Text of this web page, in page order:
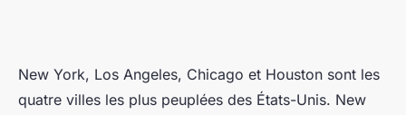
New York, Los Angeles, Chicago et Houston sont les
quatre villes les plus peuplées des États-Unis. New